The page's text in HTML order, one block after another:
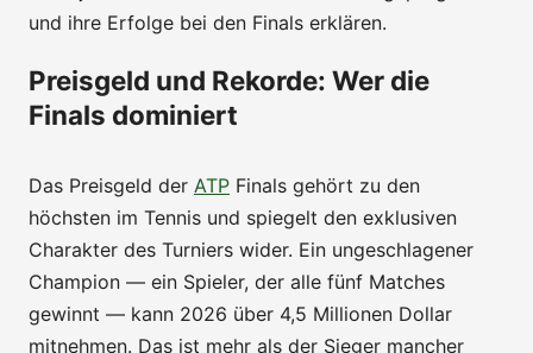
und ihre Erfolge bei den Finals erklären.
Preisgeld und Rekorde: Wer die
Finals dominiert
Das Preisgeld der ATP Finals gehört zu den
höchsten im Tennis und spiegelt den exklusiven
Charakter des Turniers wider. Ein ungeschlagener
Champion — ein Spieler, der alle fünf Matches
gewinnt — kann 2026 über 4,5 Millionen Dollar
mitnehmen. Das ist mehr als der Sieger mancher